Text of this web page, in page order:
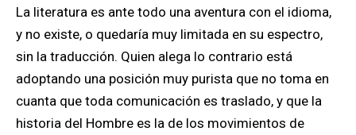
La literatura es ante todo una aventura con el idioma,
y no existe, o quedaría muy limitada en su espectro,
sin la traducción. Quien alega lo contrario está
adoptando una posición muy purista que no toma en
cuanta que toda comunicación es traslado, y que la
historia del Hombre es la de los movimientos de